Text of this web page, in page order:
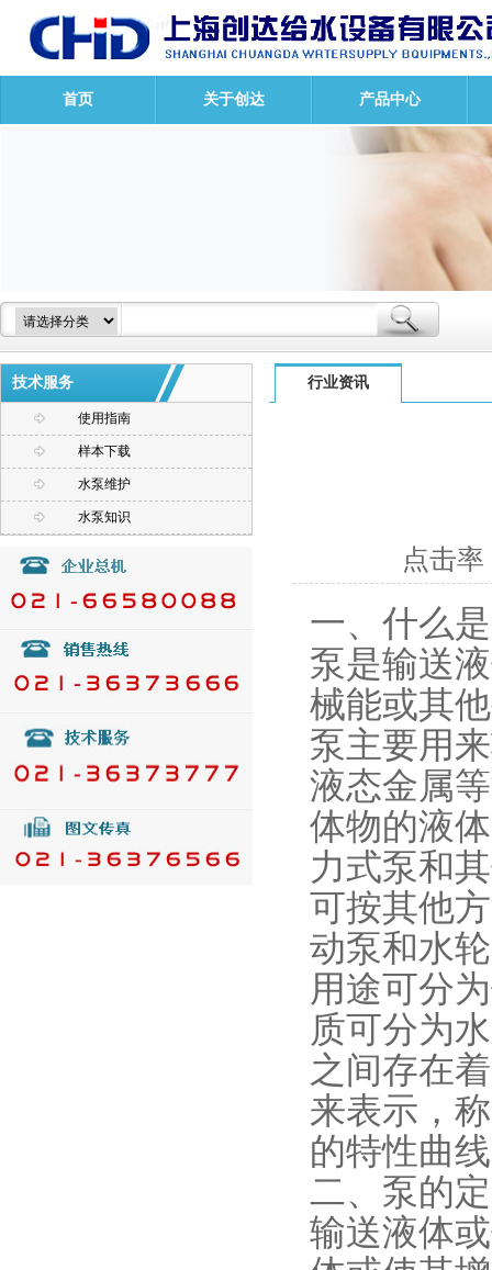
首页 关于创达 产品中心
技术服务
使用指南
样本下载
水泵维护
水泵知识
行业资讯
点击
一、什么
泵是输送
械能或其
泵主要用
液态金属
体物的液
力式泵和
可按其他
动泵和水
用途可分
质可分为
之间存在
来表示，
的特性曲
二、泵的
输送液体